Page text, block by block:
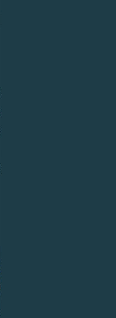
de julio de
Bretman
sociales y
Hawái.